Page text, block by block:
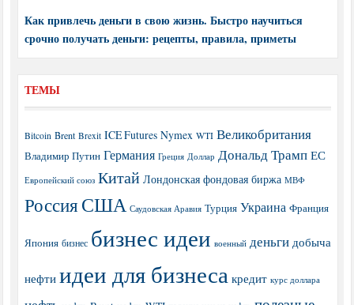
Как привлечь деньги в свою жизнь. Быстро научиться
срочно получать деньги: рецепты, правила, приметы
ТЕМЫ
Bitcoin Brent Brexit ICE Futures Nymex WTI Великобритания
Владимир Путин Германия Греция Доллар Дональд Трамп ЕС
Европейский союз Китай Лондонская фондовая биржа МВФ
РоссияСША Саудовская Аравия Турция Украина Франция
Япония бизнес бизнес идеи военный деньги добыча
нефти идеи для бизнеса кредит курс доллара